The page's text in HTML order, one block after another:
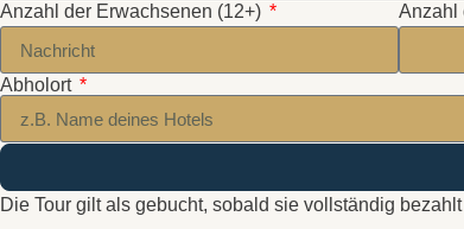
Anzahl der Erwachsenen (12+) Anzahl
Abholort
Die Tour gilt als gebucht, sobald sie vollständig